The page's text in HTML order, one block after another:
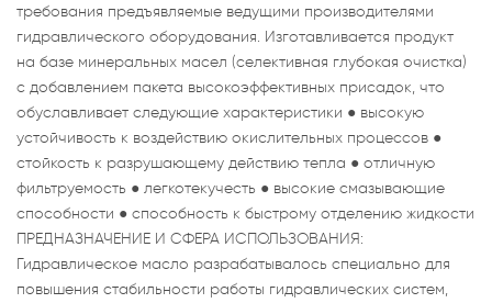
требования предъявляемые ведущими производителями
гидравлического оборудования. Изготавливается продукт
на базе минеральных масел (селективная глубокая очистка)
с добавлением пакета высокоэффективных присадок, что
обуславливает следующие характеристики ● высокую
устойчивость к воздействию окислительных процессов ●
стойкость к разрушающему действию тепла ● отличную
фильтруемость ● легкотекучесть ● высокие смазывающие
способности ● способность к быстрому отделению жидкости
ПРЕДНАЗНАЧЕНИЕ И СФЕРА ИСПОЛЬЗОВАНИЯ:
Гидравлическое масло разрабатывалось специально для
повышения стабильности работы гидравлических систем,